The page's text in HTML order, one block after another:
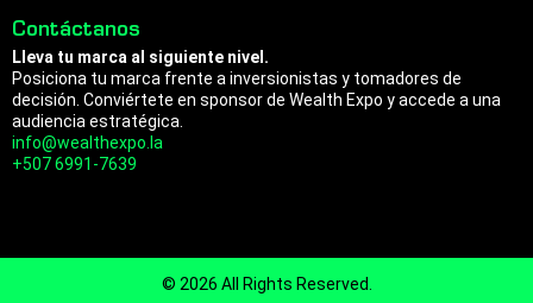
Contáctanos
Lleva tu marca al siguiente nivel.
Posiciona tu marca frente a inversionistas y tomadores de
decisión. Conviértete en sponsor de Wealth Expo y accede a una
audiencia estratégica.
info@wealthexpo.la
+507 6991-7639
© 2026 All Rights Reserved.